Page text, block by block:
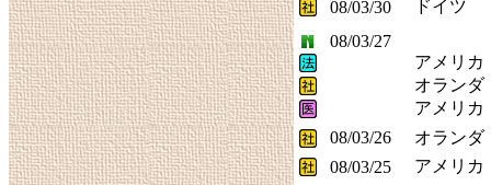
08/03/30
ドイツ
08/03/27
アメリカ
オランダ
アメリカ
08/03/26
オランダ
08/03/25
アメリカ